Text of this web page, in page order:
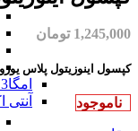
امگا3 و روغن ماهی
آنتی
1,245,000 تومان
کپسول اینوزیتول پلاس
ناموجود